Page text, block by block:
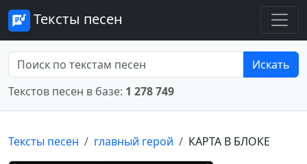
Тексты песен
Искать
Текстов песен в базе: 1 278 749
Тексты песен главный герой КАРТА В БЛОКЕ